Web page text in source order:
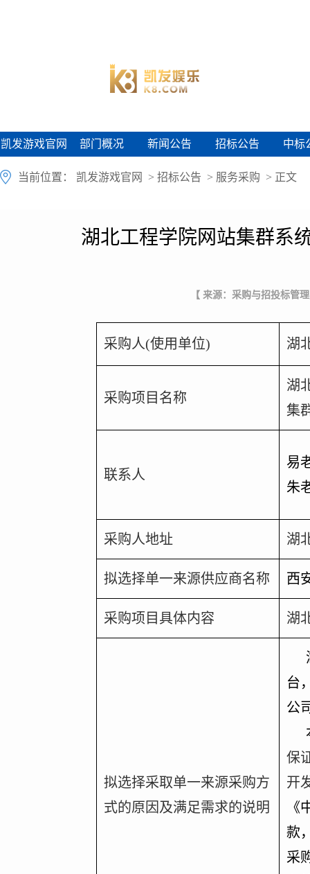
凯发游戏官网
凯发游戏官网 部门概况
部门概况 新闻公告
新闻公告 招标公告
招标公告 中标
中标
当前位置： 凯发游戏官网 > 招标公告 > 服务采购 > 正文
湖北工程学院网站集群系
【 来源：采购与招投标管
采购人(使用单位) 湖
采购项目名称
湖
集
联系人
易
朱
采购人地址 湖
拟选择单一来源供应商名称 西
采购项目具体内容 湖
拟选择采取单一来源采购方
式的原因及满足需求的说明
台
公
保
开
《
款
采